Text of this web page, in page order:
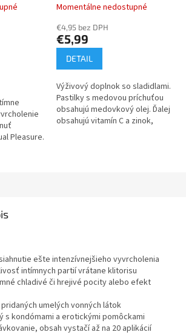
Pleasure.
Momentálne nedostupné
€4,95 bez DPH
€5,99
DETAIL
Výživový doplnok so sladidlami.
Pastilky s medovou príchuťou
obsahujú medovkový olej. Ďalej
obsahujú vitamín C a zinok,
ešte intenzívnejšieho vyvrcholenia
intímnych partií vrátane klitorisu
chladivé či hrejivé pocity alebo efekt
umelých vonných látok
s kondómami a erotickými pomôckami
obsah vystačí až na 20 aplikácií